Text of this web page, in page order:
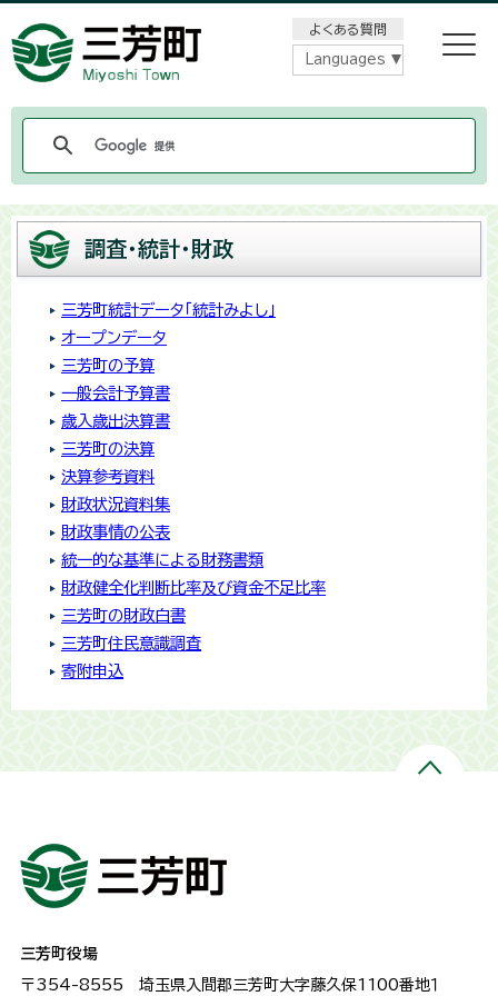
よくある質問
Languages
調査・統計・財政
三芳町統計データ「統計みよし」
オープンデータ
三芳町の予算
一般会計予算書
歳入歳出決算書
三芳町の決算
決算参考資料
財政状況資料集
財政事情の公表
統一的な基準による財務書類
財政健全化判断比率及び資金不足比率
三芳町の財政白書
三芳町住民意識調査
寄附申込
三芳町役場
〒354-8555 埼玉県入間郡三芳町大字藤久保1100番地１